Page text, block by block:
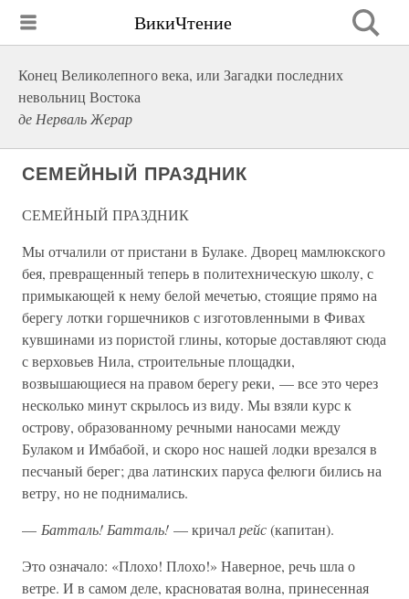
ВикиЧтение
Конец Великолепного века, или Загадки последних
невольниц Востока
де Нерваль Жерар
СЕМЕЙНЫЙ ПРАЗДНИК
СЕМЕЙНЫЙ ПРАЗДНИК
Мы отчалили от пристани в Булаке. Дворец мамлюкского
бея, превращенный теперь в политехническую школу, с
примыкающей к нему белой мечетью, стоящие прямо на
берегу лотки горшечников с изготовленными в Фивах
кувшинами из пористой глины, которые доставляют сюда
с верховьев Нила, строительные площадки,
возвышающиеся на правом берегу реки, — все это через
несколько минут скрылось из виду. Мы взяли курс к
острову, образованному речными наносами между
Булаком и Имбабой, и скоро нос нашей лодки врезался в
песчаный берег; два латинских паруса фелюги бились на
ветру, но не поднимались.
— Батталь! Батталь! — кричалрейс(капитан).
Это означало: «Плохо! Плохо!» Наверное, речь шла о
ветре. И в самом деле, красноватая волна, принесенная